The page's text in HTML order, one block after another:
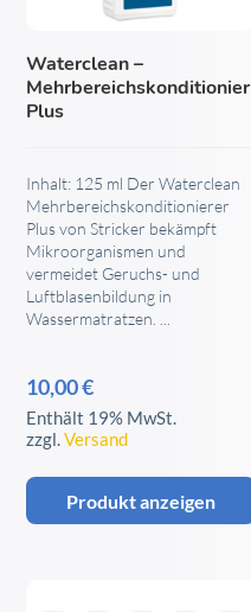
Waterclean –
Mehrbereichskonditionier
Plus
Inhalt: 125 ml Der Waterclean
Mehrbereichskonditionierer
Plus von Stricker bekämpft
Mikroorganismen und
vermeidet Geruchs- und
Luftblasenbildung in
Wassermatratzen. ...
10,00€
Enthält 19% MwSt.
zzgl.Versand
Produkt anzeigen